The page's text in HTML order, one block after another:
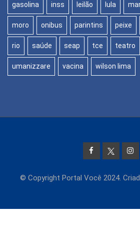
gasolina inss leilão lula
moro onibus parintins peixe
rio saúde seap tce teatro
umanizzare vacina wilson lima
© Copyright Portal Você 2024.